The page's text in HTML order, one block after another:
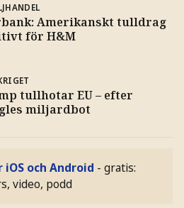
Amerikanskt tulldrag
för H&M
tullhotar EU – efter
miljardbot
iOS och Android - gratis:
video, podd